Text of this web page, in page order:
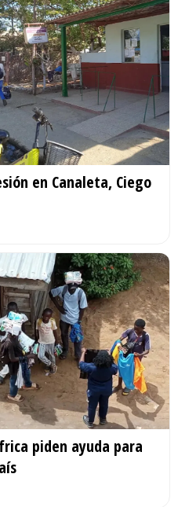
en Canaleta, Ciego
piden ayuda para